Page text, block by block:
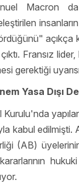
Fransız
gerektiği
Yasa Dışı
kabul
(AB)